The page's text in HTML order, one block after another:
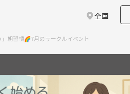
全国
」朝習慣🌈7月のサークルイベント